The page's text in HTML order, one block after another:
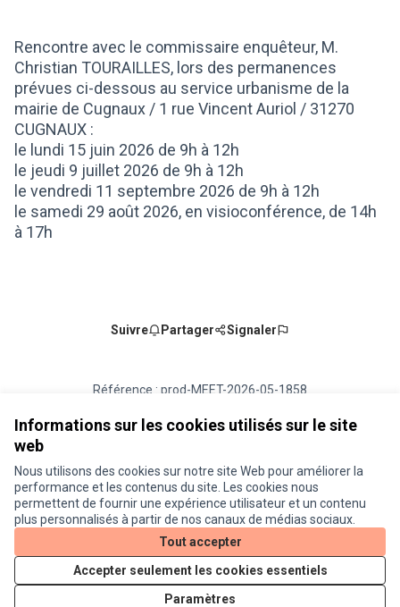
Informations sur les cookies utilisés sur le site
web
Nous utilisons des cookies sur notre site Web pour améliorer la
performance et les contenus du site. Les cookies nous
permettent de fournir une expérience utilisateur et un contenu
plus personnalisés à partir de nos canaux de médias sociaux.
Tout accepter
Accepter seulement les cookies essentiels
Paramètres
(Lien externe)
Rencontre avec le commissaire enquêteur, M.
Christian TOURAILLES, lors des permanences
prévues ci-dessous au service urbanisme de la
mairie de Cugnaux / 1 rue Vincent Auriol / 31270
CUGNAUX :
le lundi 15 juin 2026 de 9h à 12h
le jeudi 9 juillet 2026 de 9h à 12h
le vendredi 11 septembre 2026 de 9h à 12h
le samedi 29 août 2026, en visioconférence, de 14h
à 17h
Suivre Partager Signaler
Référence : prod-MEET-2026-05-1858
Ajouter au calendrier
Conditions d'utilisation
Paramètres des cookies
Je participe ! sur X
(Lien externe)
Je participe ! sur Facebook
Je participe ! sur Instagram
Licence
(Lien